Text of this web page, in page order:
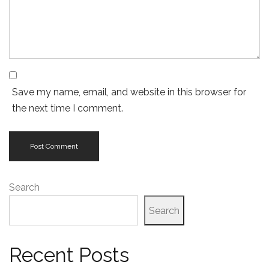
Save my name, email, and website in this browser for
the next time I comment.
Search
Search
Recent Posts